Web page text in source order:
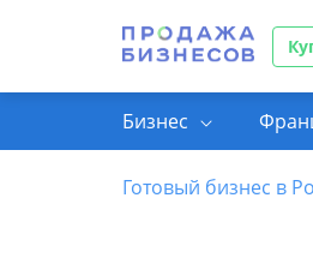
Бизнес
Готовый бизнес в